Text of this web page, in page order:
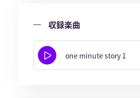
収録楽曲
one minute story 1